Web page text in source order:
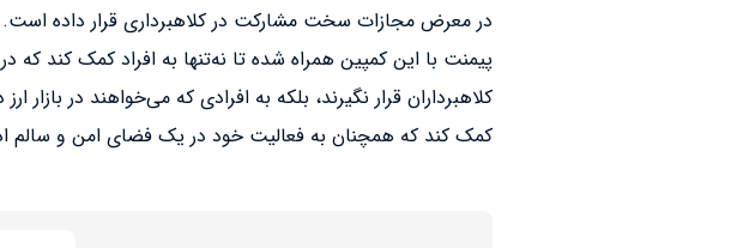
در معرض مجازات سخت مشارکت در کلاهبرداری قرار داده است.
پیمنت با این کمپین همراه شده تا نه‌تنها به افراد کمک کند که
کلاهبرداران قرار نگیرند، بلکه به افرادی که می‌خواهند در بازار
کمک کند که همچنان به فعالیت خود در یک فضای امن و سالم